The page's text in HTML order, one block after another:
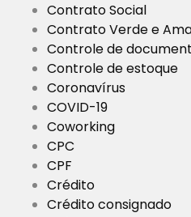
Contrato Social
Contrato Verde e
Controle de
Controle de estoque
Coronavírus
COVID-19
Coworking
CPC
CPF
Crédito
Crédito consignado